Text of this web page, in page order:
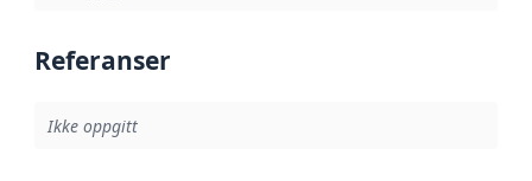
Referanser
Ikke oppgitt